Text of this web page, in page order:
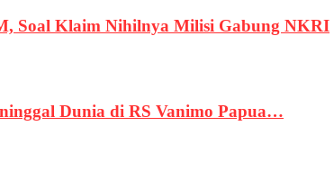
Soal Klaim Nihilnya Milisi Gabung NKRI
Dunia di RS Vanimo Papua…